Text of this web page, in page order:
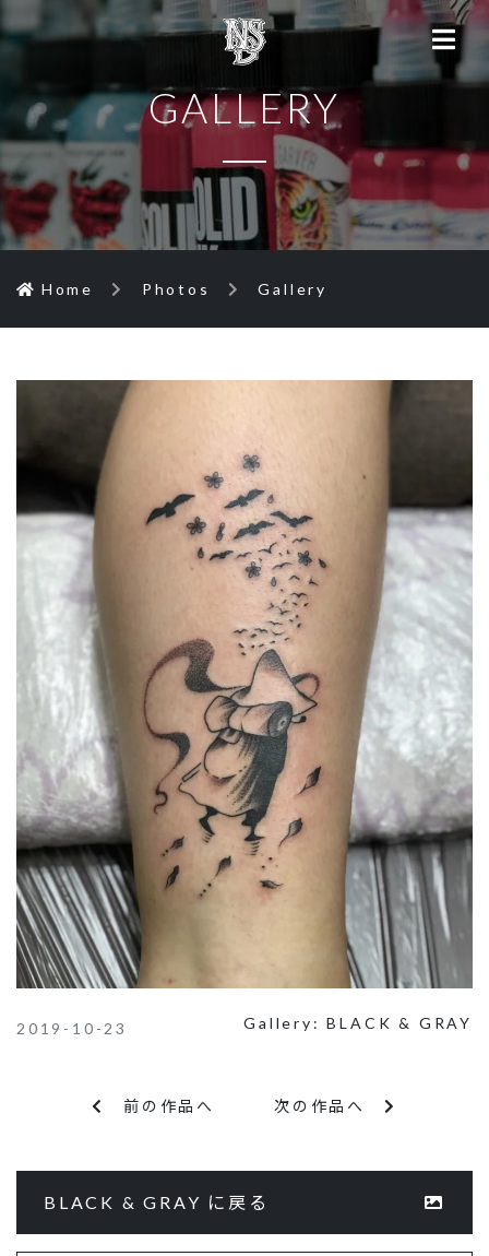
GALLERY
Home Photos Gallery
2019-10-23 Gallery:BLACK & GRAY
前の作品へ 次の作品へ
BLACK & GRAY に戻る